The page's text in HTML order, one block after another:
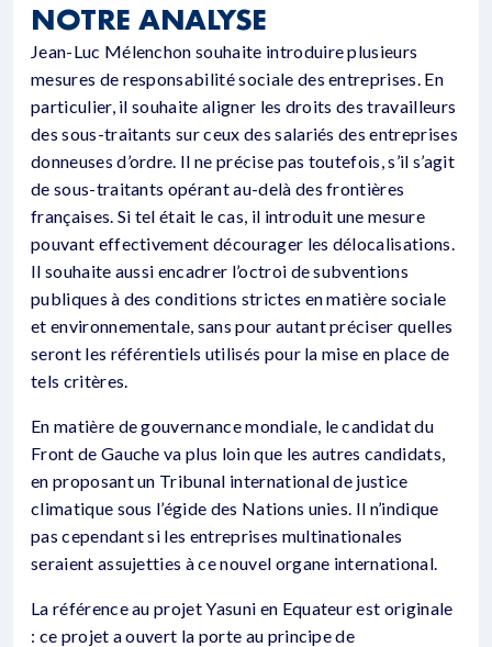
NOTRE ANALYSE
Jean-Luc Mélenchon souhaite introduire plusieurs
mesures de responsabilité sociale des entreprises. En
particulier, il souhaite aligner les droits des travailleurs
des sous-traitants sur ceux des salariés des entreprises
donneuses d’ordre. Il ne précise pas toutefois, s’il s’agit
de sous-traitants opérant au-delà des frontières
françaises. Si tel était le cas, il introduit une mesure
pouvant effectivement décourager les délocalisations.
Il souhaite aussi encadrer l’octroi de subventions
publiques à des conditions strictes en matière sociale
et environnementale, sans pour autant préciser quelles
seront les référentiels utilisés pour la mise en place de
tels critères.
En matière de gouvernance mondiale, le candidat du
Front de Gauche va plus loin que les autres candidats,
en proposant un Tribunal international de justice
climatique sous l’égide des Nations unies. Il n’indique
pas cependant si les entreprises multinationales
seraient assujetties à ce nouvel organe international.
La référence au projet Yasuni en Equateur est originale
: ce projet a ouvert la porte au principe de